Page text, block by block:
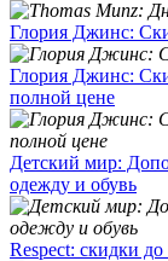
Глория Джинс:
Глория Джинс:
полной цене
Детский мир:
одежду и обувь
Respect: скидки